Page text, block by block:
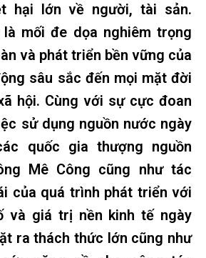
hại lớn về người, tài sản.
mối đe dọa nghiêm trọng
và phát triển bền vững của
sâu sắc đến mọi mặt đời
hội. Cùng với sự cực đoan
sử dụng nguồn nước ngày
quốc gia thượng nguồn
Mê Công cũng như tác
của quá trình phát triển với
và giá trị nền kinh tế ngày
ra thách thức lớn cũng như